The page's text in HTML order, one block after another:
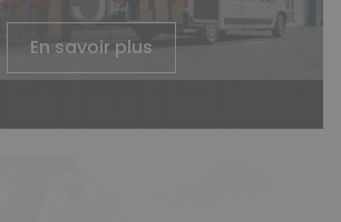
En savoir plus